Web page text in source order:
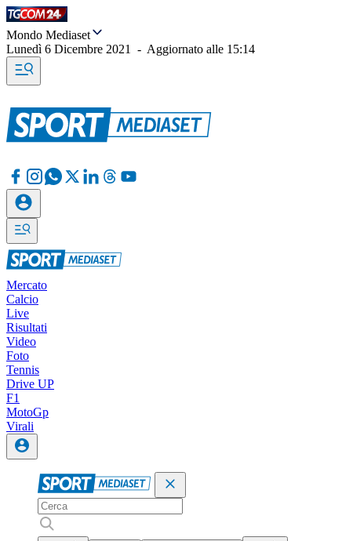
Mondo Mediaset
Lunedì 6 Dicembre 2021
- Aggiornato alle 15:14
Mercato
Calcio
Live
Risultati
Video
Foto
Tennis
Drive UP
F1
MotoGp
Virali